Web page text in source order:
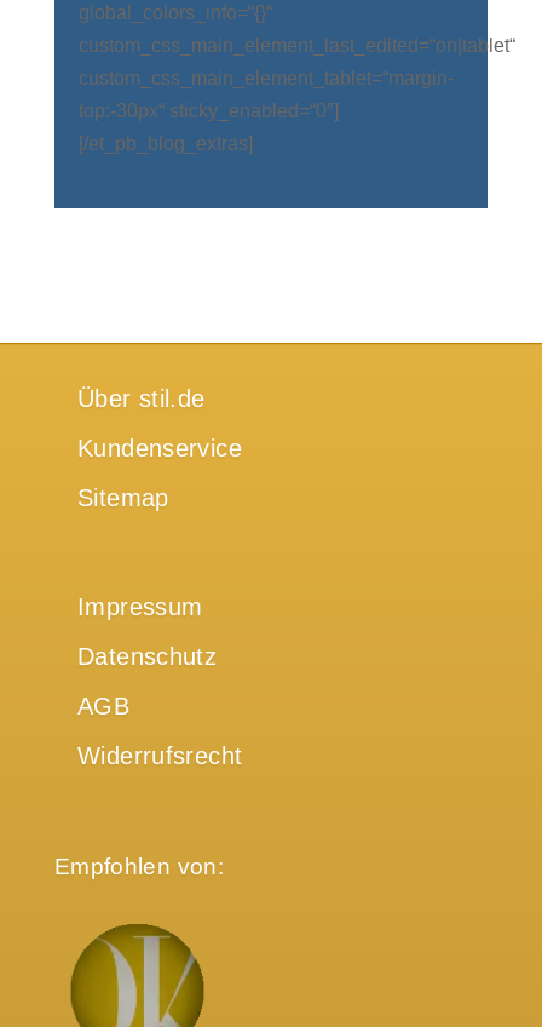
global_colors_info=“{}“
custom_css_main_element_last_edited=“on|tablet“
custom_css_main_element_tablet=“margin-
top:-30px“ sticky_enabled=“0″]
[/et_pb_blog_extras]
Über stil.de
Kundenservice
Sitemap
Impressum
Datenschutz
AGB
Widerrufsrecht
Empfohlen von: